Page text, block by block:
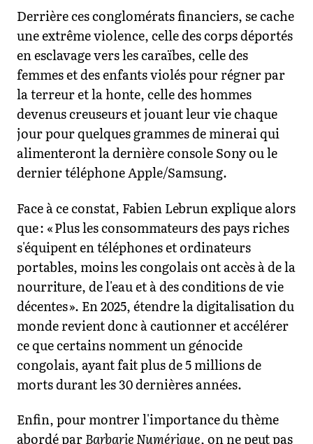
Derrière ces conglomérats financiers, se cache
une extrême violence, celle des corps déportés
en esclavage vers les caraïbes, celle des
femmes et des enfants violés pour régner par
la terreur et la honte, celle des hommes
devenus creuseurs et jouant leur vie chaque
jour pour quelques grammes de minerai qui
alimenteront la dernière console Sony ou le
dernier téléphone Apple/Samsung.
Face à ce constat, Fabien Lebrun explique alors
que : « Plus les consommateurs des pays riches
s'équipent en téléphones et ordinateurs
portables, moins les congolais ont accès à de la
nourriture, de l'eau et à des conditions de vie
décentes ». En 2025, étendre la digitalisation du
monde revient donc à cautionner et accélérer
ce que certains nomment un génocide
congolais, ayant fait plus de 5 millions de
morts durant les 30 dernières années.
Enfin, pour montrer l'importance du thème
abordé parBarbarie Numérique, on ne peut pas